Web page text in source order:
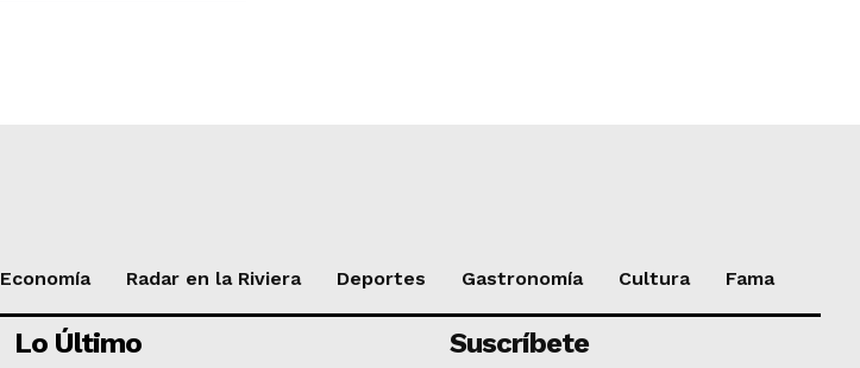
Economía Radar en la Riviera Deportes Gastronomía Cultura Fama
Lo Último Suscríbete